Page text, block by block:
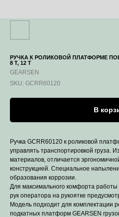
РУЧКА К РОЛИКОВОЙ ПЛАТФОРМЕ
8 Т, 12 Т
GEARSEN
SKU: GCRR60120
В
Ручка GCRR60120 к роликовой
управлять транспортировкой груза.
материалов, отличается
конструкцией. Специальное
образования коррозии.
Для максимального комфорта
рук оператора на рукоятке
Модель подходит для комплектации
подкатных платформ GEARSEN